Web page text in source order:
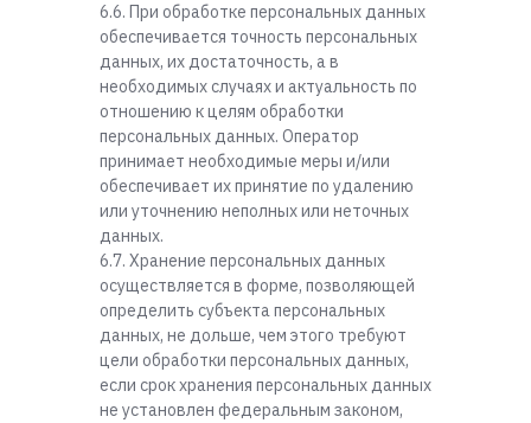
6.6. При обработке персональных данных
обеспечивается точность персональных
данных, их достаточность, а в
необходимых случаях и актуальность по
отношению к целям обработки
персональных данных. Оператор
принимает необходимые меры и/или
обеспечивает их принятие по удалению
или уточнению неполных или неточных
данных.
6.7. Хранение персональных данных
осуществляется в форме, позволяющей
определить субъекта персональных
данных, не дольше, чем этого требуют
цели обработки персональных данных,
если срок хранения персональных данных
не установлен федеральным законом,